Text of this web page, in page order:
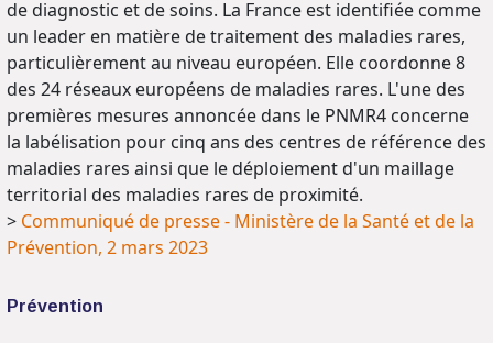
de diagnostic et de soins. La France est identifiée comme
un leader en matière de traitement des maladies rares,
particulièrement au niveau européen. Elle coordonne 8
des 24 réseaux européens de maladies rares. L'une des
premières mesures annoncée dans le PNMR4 concerne
la labélisation pour cinq ans des centres de référence des
maladies rares ainsi que le déploiement d'un maillage
territorial des maladies rares de proximité.
> Communiqué de presse - Ministère de la Santé et de la
Prévention, 2 mars 2023
Prévention